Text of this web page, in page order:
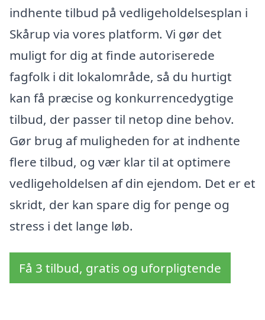
indhente tilbud på vedligeholdelsesplan i
Skårup via vores platform. Vi gør det
muligt for dig at finde autoriserede
fagfolk i dit lokalområde, så du hurtigt
kan få præcise og konkurrencedygtige
tilbud, der passer til netop dine behov.
Gør brug af muligheden for at indhente
flere tilbud, og vær klar til at optimere
vedligeholdelsen af din ejendom. Det er et
skridt, der kan spare dig for penge og
stress i det lange løb.
Få 3 tilbud, gratis og uforpligtende